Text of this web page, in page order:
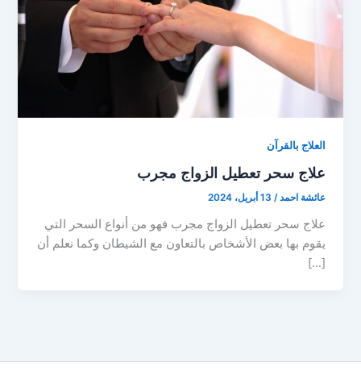
العلاج بالقرآن
علاج سحر تعطيل الزواج مجرب
عائشة احمد/ 13 أبريل، 2024
علاج سحر تعطيل الزواج مجرب فهو من أنواع السحر التي
يقوم بها بعض الأشخاص بالتعاون مع الشيطان وكما نعلم أن
[…]